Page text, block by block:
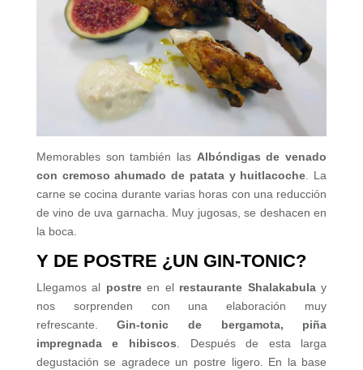
Memorables son también las Albóndigas de venado
con cremoso ahumado de patata y huitlacoche . La
carne se cocina durante varias horas con una reducción
de vino de uva garnacha. Muy jugosas, se deshacen en
la boca.
Y DE POSTRE ¿UN GIN-TONIC?
Llegamos al postreen el restaurante Shalakabulay
nos sorprenden con una elaboración muy
refrescante.Gin-tonic de bergamota, piña
impregnada e hibiscos . Después de esta larga
degustación se agradece un postre ligero. En la base